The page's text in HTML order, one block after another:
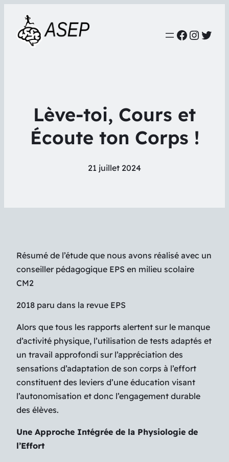
Lève-toi, Cours et
Écoute ton Corps !
21 juillet 2024
Résumé de l’étude que nous avons réalisé avec un
conseiller pédagogique EPS en milieu scolaire
CM2
2018 paru dans la revue EPS
Alors que tous les rapports alertent sur le manque
d’activité physique, l’utilisation de tests adaptés et
un travail approfondi sur l’appréciation des
sensations d’adaptation de son corps à l’effort
constituent des leviers d’une éducation visant
l’autonomisation et donc l’engagement durable
des élèves.
Une Approche Intégrée de la Physiologie de
l’Effort